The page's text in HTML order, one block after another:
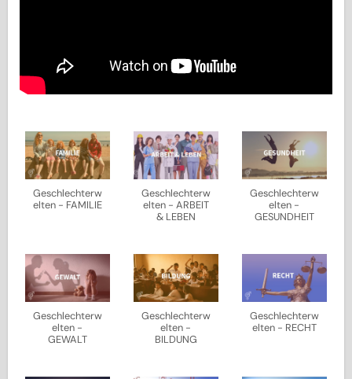
Geschlechterw
elten - FAMILIE
Geschlechterw
elten - ARBEIT
& LEBEN
Geschlechterw
elten -
GESUNDHEIT
Geschlechterw
elten -
GEWALT
Geschlechterw
elten -
BILDUNG
Geschlechterw
elten - RECHT